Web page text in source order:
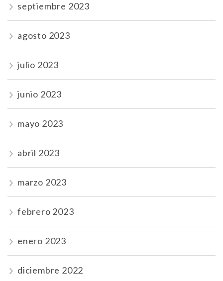
septiembre 2023
agosto 2023
julio 2023
junio 2023
mayo 2023
abril 2023
marzo 2023
febrero 2023
enero 2023
diciembre 2022